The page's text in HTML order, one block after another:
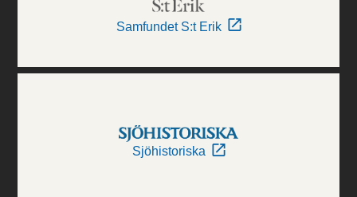
Samfundet S:t Erik
Sjöhistoriska